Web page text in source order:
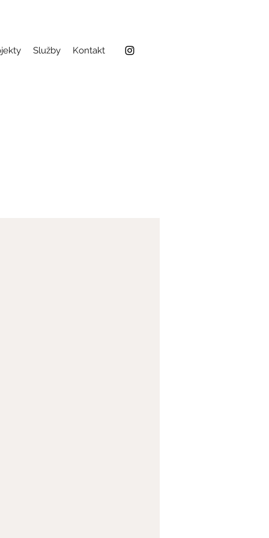
Služby Kontakt